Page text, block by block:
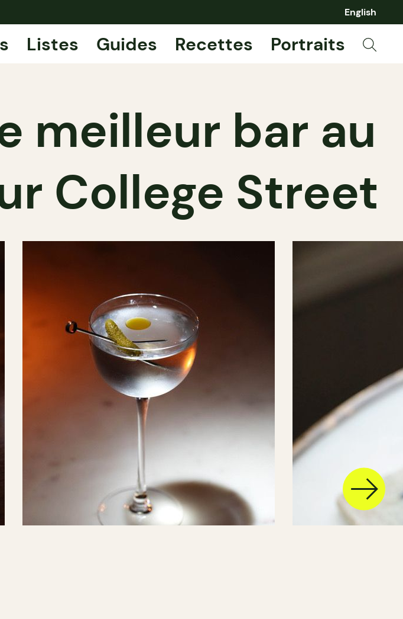
English
Listes Guides Recettes Portraits
meilleur bar au
College Street